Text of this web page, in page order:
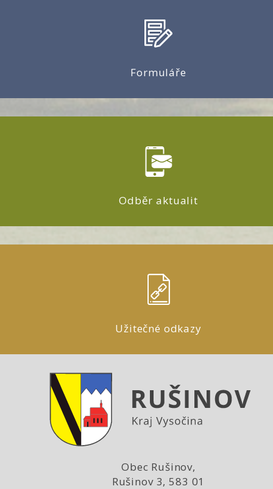
Formuláře
Odběr aktualit
Užitečné odkazy
Obec Rušinov,
Rušinov 3, 583 01